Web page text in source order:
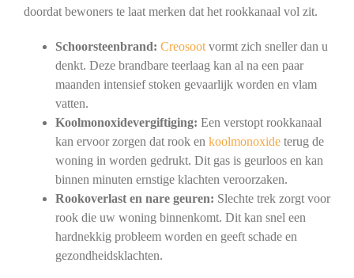
doordat bewoners te laat merken dat het rookkanaal vol zit.
Schoorsteenbrand: Creosootvormt zich sneller dan u
denkt. Deze brandbare teerlaag kan al na een paar
maanden intensief stoken gevaarlijk worden en vlam
vatten.
Koolmonoxidevergiftiging: Een verstopt rookkanaal
kan ervoor zorgen dat rook en koolmonoxideterug de
woning in worden gedrukt. Dit gas is geurloos en kan
binnen minuten ernstige klachten veroorzaken.
Rookoverlast en nare geuren: Slechte trek zorgt voor
rook die uw woning binnenkomt. Dit kan snel een
hardnekkig probleem worden en geeft schade en
gezondheidsklachten.